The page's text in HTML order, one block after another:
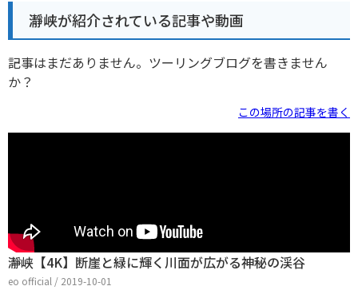
瀞峡が紹介されている記事や動画
記事はまだありません。ツーリングブログを書きません
か？
この場所の記事を書く
瀞峡【4K】断崖と緑に輝く川面が広がる神秘の渓谷
eo official / 2019-10-01